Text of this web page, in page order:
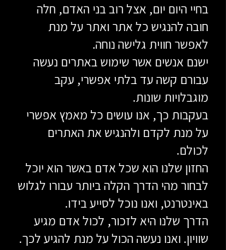
בחיי היום יום, אצל רוב בני האדם, חלה
חובה להנגיש כל אתר ואתר על מנת
לאפשר חווית גלישה נוחה.
ישנם אנשים אשר שימוש באתרים נעשה
עבורם קשה עד בלתי אפשרי, עקב
מוגבלויות שונות.
בעקבות כך, אנו עושים כל מאמץ אפשרי
על מנת לקדם ולהנגיש את האתרים
לכולם.
החזון שלנו הוא שכל אדם באשר הוא יוכל
לבחור מהי הדרך הקלה ביותר עבורו לגלוש
באינטרנט, ואנו נוכל לסייע בידו.
הדרך שלנו היא לזכור, לכול אדם מגיע
שוויון. ואנו נעשה הכול על מנת להגיע לכך.